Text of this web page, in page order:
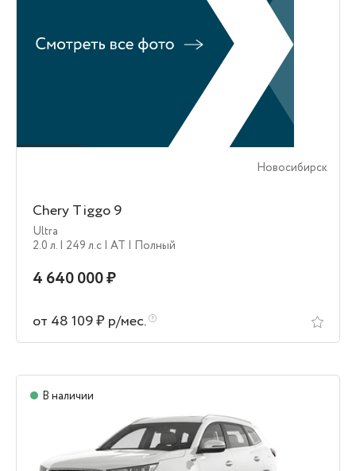
Новосибирск
Chery Tiggo 9
Ultra
2.0 л. | 249 л.c | AT | Полный
4 640 000 ₽
от 48 109 ₽ р/мес.
В наличии